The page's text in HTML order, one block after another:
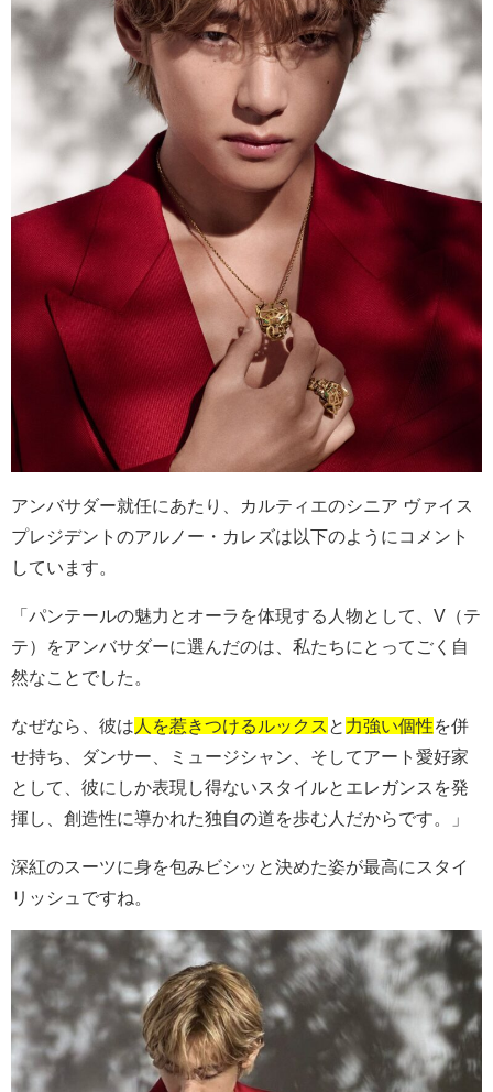
アンバサダー就任にあたり、カルティエのシニア ヴァイス
プレジデントのアルノー・カレズは以下のようにコメント
しています。
「パンテールの魅力とオーラを体現する人物として、 V（テ
テ）
をアンバサダーに選んだのは、私たちにとってごく自
然なことでした。
なぜなら、彼は 人を惹きつけるルックス と 力強い個性を併
せ持ち、ダンサー、ミュージシャン、そしてアート愛好家
として、彼にしか表現し得ないスタイルとエレガンスを発
揮し、創造性に導かれた独自の道を歩む人だからです。」
深紅のスーツに身を包みビシッと決めた姿が最高にスタイ
リッシュですね。